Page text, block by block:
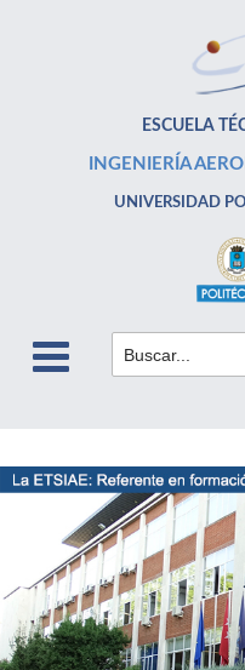
ESCUELA
INGENIERÍA
UNIVERSIDAD